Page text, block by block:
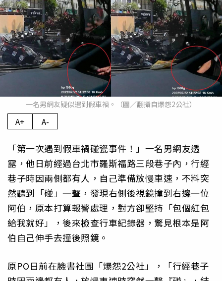
一名男網友疑似遇到假車禍。（圖／翻攝自爆怨2公社）
A+ A-
「第一次遇到假車禍碰瓷事件！」一名男網友透
露，他日前經過台北市羅斯福路三段巷子內，行經
巷子時因兩側都有人，自己準備放慢車速，不料突
然聽到「碰」一聲，發現右側後視鏡撞到右邊一位
阿伯，原本打算報警處理，對方卻堅持「包個紅包
給我就好」，後來檢查行車紀錄器，驚見根本是阿
伯自己伸手去撞後照鏡。
原PO日前在臉書社團「爆怨2公社」，「行經巷子